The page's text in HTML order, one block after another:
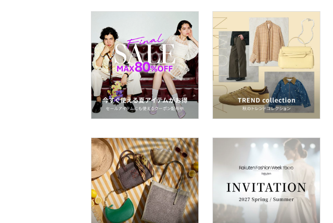
着物・浴衣・和装小物
スキンケア
ベースメイク
メイクアップ
ネイル
ア
ヘアケア
フレグランス
メイク道具・美容器具